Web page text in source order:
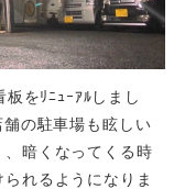
をﾘﾆｭｰｱﾙしまし
の駐車場も眩しい
暗くなってくる時
れるようになりま